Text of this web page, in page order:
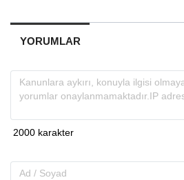
YORUMLAR